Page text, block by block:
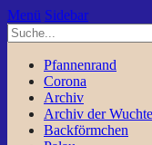
Menü Sidebar
Pfannenrand
Corona
Archiv
Archiv der
Backförmchen